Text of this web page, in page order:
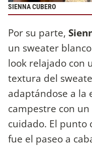
SIENNA CUBERO
Por su parte,
un sweater
look relajado con
textura del
adaptándose a la
campestre con
cuidado. El punto
fue el paseo a